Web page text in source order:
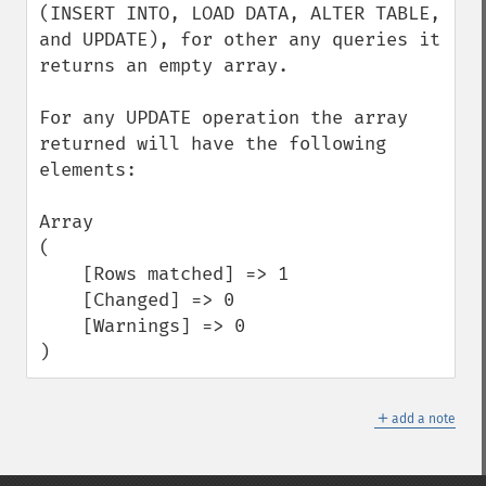
(INSERT INTO, LOAD DATA, ALTER TABLE,
and UPDATE), for other any queries it
returns an empty array.
For any UPDATE operation the array
returned will have the following
elements:
Array
(
)
＋ add a note